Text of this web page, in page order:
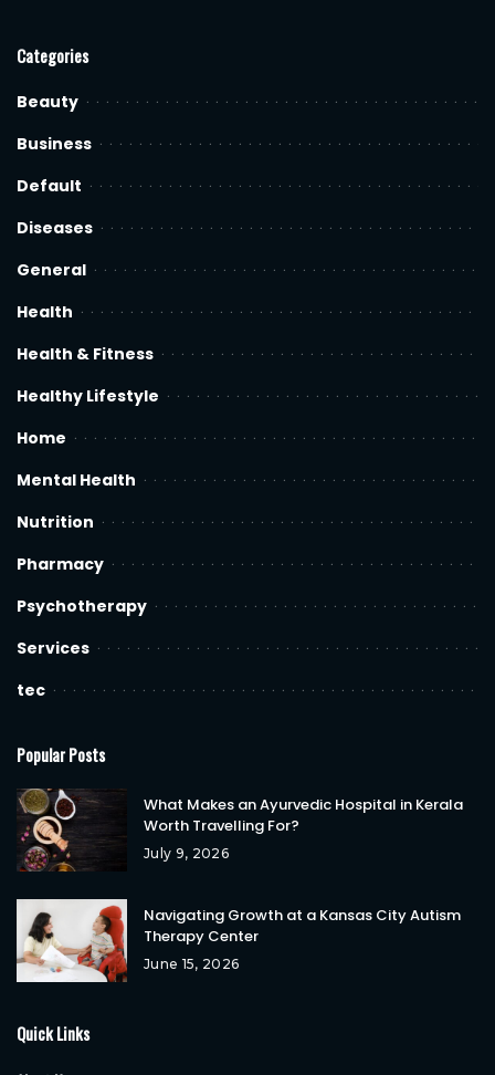
Categories
Beauty
Business
Default
Diseases
General
Health
Health & Fitness
Healthy Lifestyle
Home
Mental Health
Nutrition
Pharmacy
Psychotherapy
Services
tec
Popular Posts
What Makes an Ayurvedic Hospital in Kerala
Worth Travelling For?
July 9, 2026
Navigating Growth at a Kansas City Autism
Therapy Center
June 15, 2026
Quick Links